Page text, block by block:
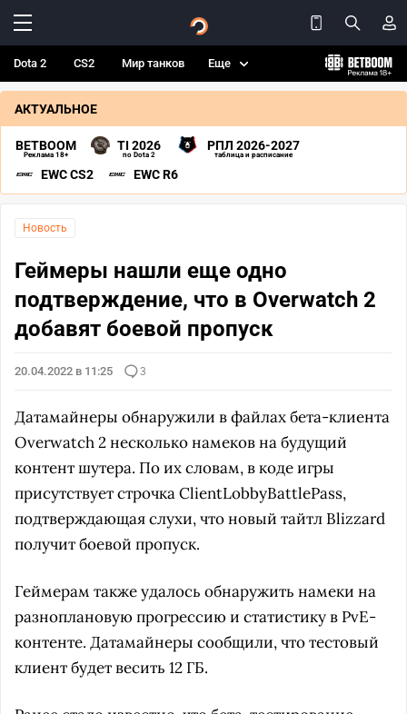
Dota 2 CS2 Мир танков Еще
АКТУАЛЬНОЕ
BETBOOM
Реклама 18+
TI 2026
по Dota 2
РПЛ 2026-2027
таблица и расписание
EWC CS2 EWC R6
Новость
Геймеры нашли еще одно
подтверждение, что в Overwatch 2
добавят боевой пропуск
20.04.2022 в 11:25 3
Датамайнеры обнаружили в файлах бета-клиента
Overwatch 2 несколько намеков на будущий
контент шутера. По их словам, в коде игры
присутствует строчка ClientLobbyBattlePass,
подтверждающая слухи, что новый тайтл Blizzard
получит боевой пропуск.
Геймерам также удалось обнаружить намеки на
разноплановую прогрессию и статистику в PvE-
контенте. Датамайнеры сообщили, что тестовый
клиент будет весить 12 ГБ.